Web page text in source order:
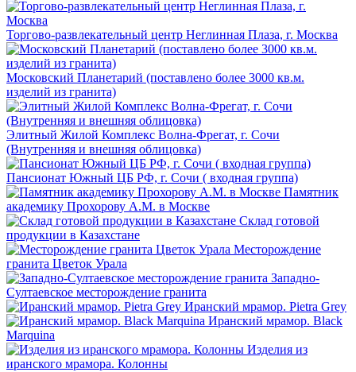
Торгово-развлекательный центр Неглинная Плаза, г. Москва
Московский Планетарий (поставлено более 3000 кв.м.
изделий из гранита)
Элитный Жилой Комплекс Волна-Фрегат, г. Сочи
(Внутренняя и внешняя облицовка)
Пансионат Южный ЦБ РФ, г. Сочи ( входная группа)
Памятник
академику Прохорову А.М. в Москве
Склад готовой
продукции в Казахстане
Месторождение
гранита Цветок Урала
Западно-
Султаевское месторождение гранита
Иранский мрамор. Pietra Grey
Иранский мрамор. Black
Marquina
Изделия из
иранского мрамора. Колонны